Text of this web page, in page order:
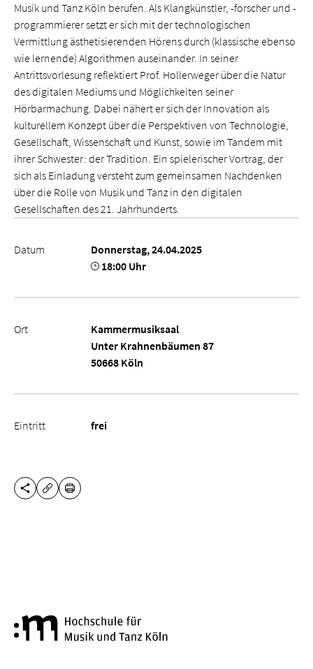
Musik und Tanz Köln berufen. Als Klangkünstler, -forscher und -
programmierer setzt er sich mit der technologischen
Vermittlung ästhetisierenden Hörens durch (klassische ebenso
wie lernende) Algorithmen auseinander. In seiner
Antrittsvorlesung reflektiert Prof. Hollerweger über die Natur
des digitalen Mediums und Möglichkeiten seiner
Hörbarmachung. Dabei nähert er sich der Innovation als
kulturellem Konzept über die Perspektiven von Technologie,
Gesellschaft, Wissenschaft und Kunst, sowie im Tandem mit
ihrer Schwester: der Tradition. Ein spielerischer Vortrag, der
sich als Einladung versteht zum gemeinsamen Nachdenken
über die Rolle von Musik und Tanz in den digitalen
Gesellschaften des 21. Jahrhunderts.
Datum
Donnerstag, 24.04.2025
18:00 Uhr
Ort
Kammermusiksaal
Unter Krahnenbäumen 87
50668 Köln
Eintritt frei
DIESE SEITE TEILEN
URL KOPIEREN
DRUCKEN